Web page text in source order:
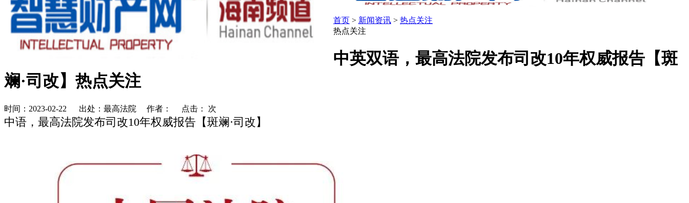
首页 > 新闻资讯 > 热点关注
热点关注
中英双语，最高法院发布司改10年权威报告【斑
斓·司改】热点关注
时间：2023-02-22 出处：最高法院 作者： 点击： 次
中语，最高法院发布司改10年权威报告【斑斓·司改】